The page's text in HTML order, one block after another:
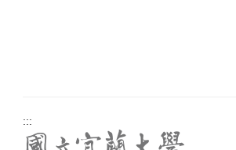
:::